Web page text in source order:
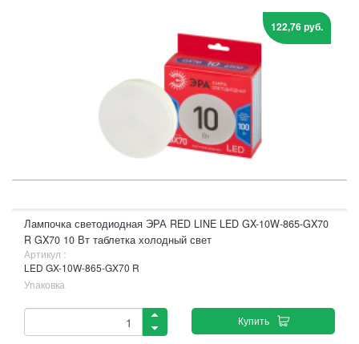
122,76 руб.
Лампочка светодиодная ЭРА RED LINE LED GX-10W-865-GX70
R GX70 10 Вт таблетка холодный свет
Артикул :
LED GX-10W-865-GX70 R
Упаковка
Купить